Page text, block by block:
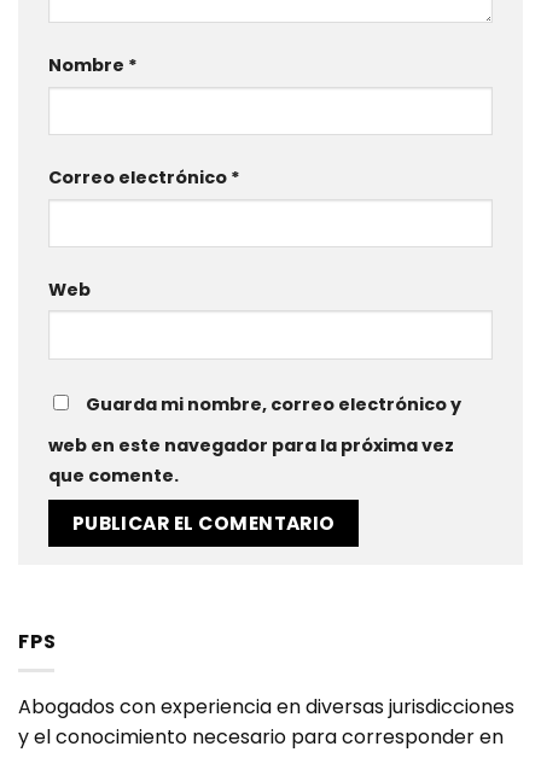
Nombre *
Correo electrónico *
Web
Guarda mi nombre, correo electrónico y
web en este navegador para la próxima vez
que comente.
FPS
Abogados con experiencia en diversas jurisdicciones
y el conocimiento necesario para corresponder en